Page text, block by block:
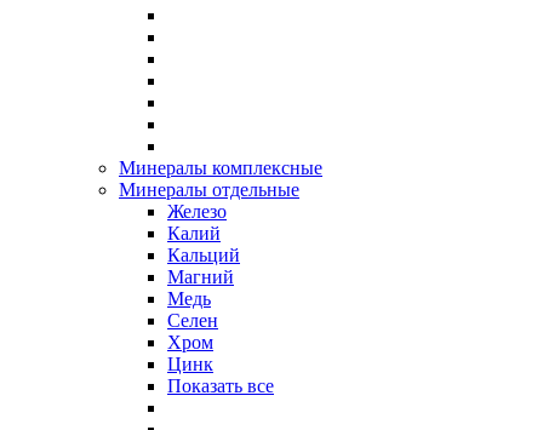
Минералы комплексные
Минералы отдельные
Железо
Калий
Кальций
Магний
Медь
Селен
Хром
Цинк
Показать все